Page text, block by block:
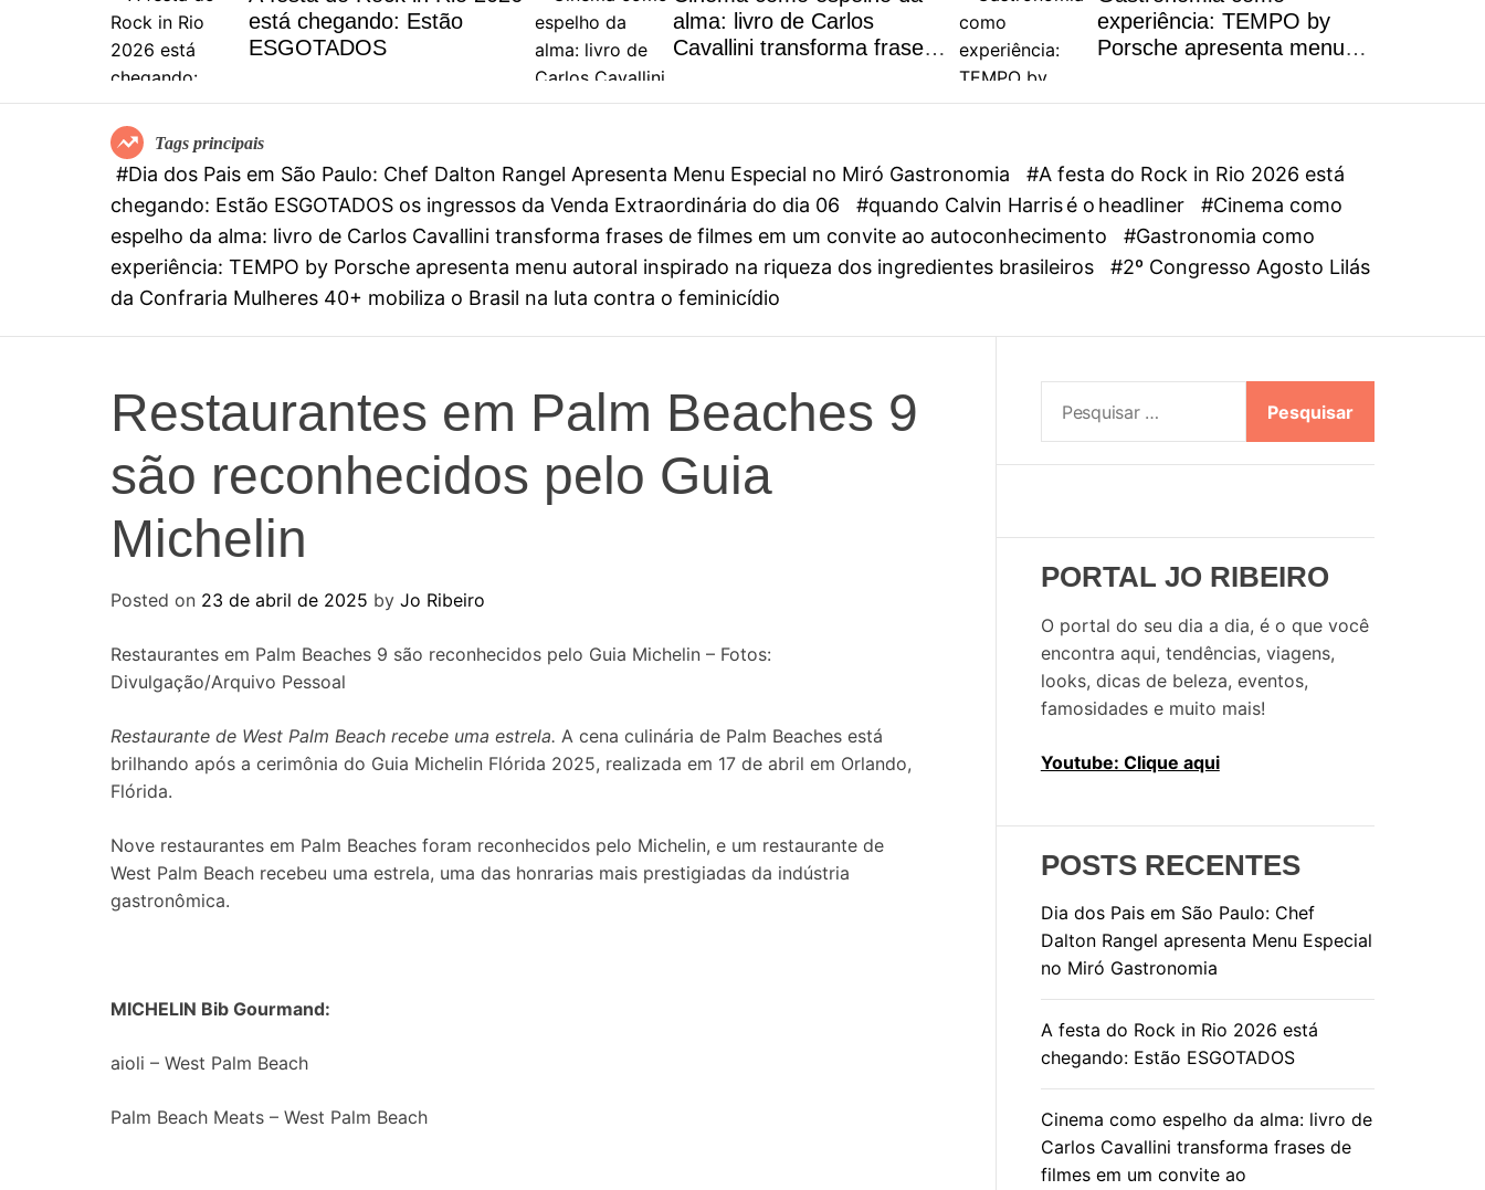
l
o
o
está chegando: Estão
ESGOTADOS
alma: livro de Carlos
Cavallini transforma frases
autoconhecimento
experiência: TEMPO by
Porsche apresenta menu
dos ingredientes brasileiros
Tags principais
#Dia dos Pais em São Paulo: Chef Dalton Rangel Apresenta Menu Especial no Miró Gastronomia
#A festa do Rock in Rio 2026 está
chegando: Estão ESGOTADOS os ingressos da Venda Extraordinária do dia 06
#quando Calvin Harris é o headliner
#Cinema como
espelho da alma: livro de Carlos Cavallini transforma frases de filmes em um convite ao autoconhecimento
#Gastronomia como
experiência: TEMPO by Porsche apresenta menu autoral inspirado na riqueza dos ingredientes brasileiros
#2º Congresso Agosto Lilás
da Confraria Mulheres 40+ mobiliza o Brasil na luta contra o feminicídio
Restaurantes em Palm Beaches 9
são reconhecidos pelo Guia
Michelin
Posted on 23 de abril de 2025 by Jo Ribeiro
Restaurantes em Palm Beaches 9 são reconhecidos pelo Guia Michelin – Fotos:
Divulgação/Arquivo Pessoal
Restaurante de West Palm Beach recebe uma estrela. A cena culinária de Palm Beaches está
brilhando após a cerimônia do Guia Michelin Flórida 2025, realizada em 17 de abril em Orlando,
Flórida.
Nove restaurantes em Palm Beaches foram reconhecidos pelo Michelin, e um restaurante de
West Palm Beach recebeu uma estrela, uma das honrarias mais prestigiadas da indústria
gastronômica.
MICHELIN Bib Gourmand:
aioli – West Palm Beach
Palm Beach Meats – West Palm Beach
s
i
a
r
o
r
PORTAL JO RIBEIRO
O portal do seu dia a dia, é o que você
encontra aqui, tendências, viagens,
looks, dicas de beleza, eventos,
famosidades e muito mais!
Youtube: Clique aqui
POSTS RECENTES
Dia dos Pais em São Paulo: Chef
Dalton Rangel apresenta Menu Especial
no Miró Gastronomia
A festa do Rock in Rio 2026 está
chegando: Estão ESGOTADOS
Cinema como espelho da alma: livro de
Carlos Cavallini transforma frases de
filmes em um convite ao